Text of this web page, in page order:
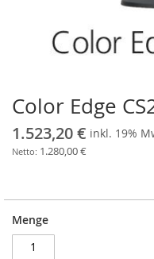
Zum
Anfang
der
Bildergalerie
Color Edge
1.523,20 €
1.280,00 €
inkl. 19%
Menge